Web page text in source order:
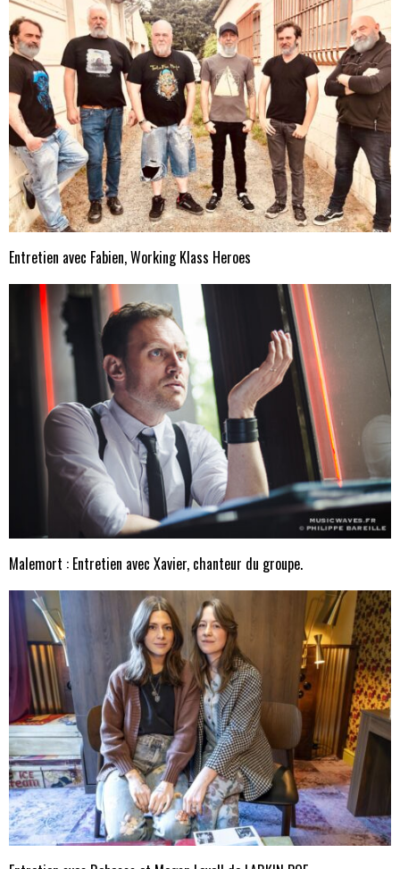
Entretien avec Fabien, Working Klass Heroes
Malemort : Entretien avec Xavier, chanteur du groupe.